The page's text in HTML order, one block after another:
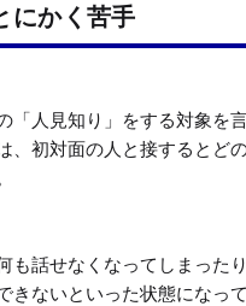
にかく苦手
「人見知り」をする対象を
、初対面の人と接すると
も話せなくなってしまった
きないといった状態になっ